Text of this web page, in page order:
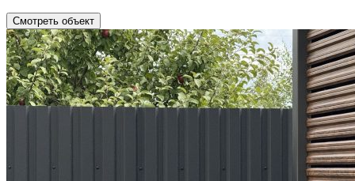
Смотреть объект